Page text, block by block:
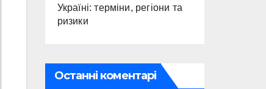
Україні: терміни, регіони та
ризики
Останні коментарі